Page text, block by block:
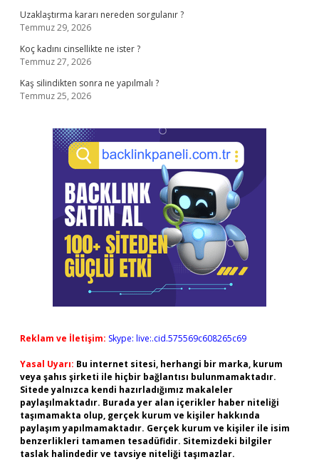
Uzaklaştırma kararı nereden sorgulanır ?
Temmuz 29, 2026
Koç kadını cinsellikte ne ister ?
Temmuz 27, 2026
Kaş silindikten sonra ne yapılmalı ?
Temmuz 25, 2026
Reklam ve İletişim: Skype: live:.cid.575569c608265c69
Yasal Uyarı: Bu internet sitesi, herhangi bir marka, kurum
veya şahıs şirketi ile hiçbir bağlantısı bulunmamaktadır.
Sitede yalnızca kendi hazırladığımız makaleler
paylaşılmaktadır. Burada yer alan içerikler haber niteliği
taşımamakta olup, gerçek kurum ve kişiler hakkında
paylaşım yapılmamaktadır. Gerçek kurum ve kişiler ile isim
benzerlikleri tamamen tesadüfidir. Sitemizdeki bilgiler
taslak halindedir ve tavsiye niteliği taşımazlar.